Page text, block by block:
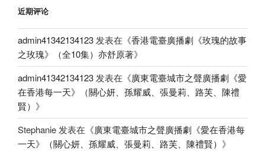
近期评论
admin41342134123发表在《香港電臺廣播劇《玫瑰的故事
之玫瑰》（全10集）亦舒原著》
admin41342134123发表在《廣東電臺城市之聲廣播劇《愛
在香港每一天》（關心妍、孫耀威、張曼莉、路芙、陳禮
賢） 》
Stephanie发表在《廣東電臺城市之聲廣播劇《愛在香港每
一天》（關心妍、孫耀威、張曼莉、路芙、陳禮賢） 》